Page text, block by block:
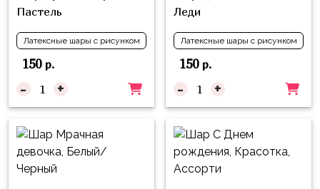
Пастель
Латексные шары с рисунком
150р.
- +
Леди
Латексные шары с рисунком
150р.
- +
Куклы
Для
Него
Для
Неё
Мишка
Тедди